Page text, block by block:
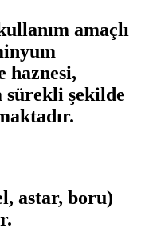
amaçlı
haznesi,
sürekli şekilde
astar, boru)